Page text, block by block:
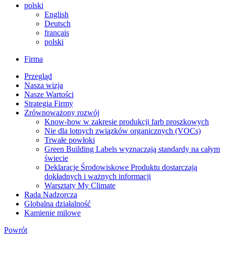
polski
English
Deutsch
français
polski
Firma
Przegląd
Nasza wizja
Nasze Wartości
Strategia Firmy
Zrównoważony rozwój
Know-how w zakresie produkcji farb proszkowych
Nie dla lotnych związków organicznych (VOCs)
Trwałe powłoki
Green Building Labels wyznaczają standardy na całym
świecie
Deklaracje Środowiskowe Produktu dostarczają
dokładnych i ważnych informacji
Warsztaty My Climate
Rada Nadzorcza
Globalna działalność
Kamienie milowe
Powrót